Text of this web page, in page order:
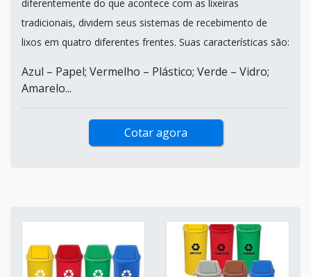
diferentemente do que acontece com as lixeiras
tradicionais, dividem seus sistemas de recebimento de
lixos em quatro diferentes frentes. Suas características são:
Azul – Papel; Vermelho – Plástico; Verde – Vidro;
Amarelo...
Cotar agora